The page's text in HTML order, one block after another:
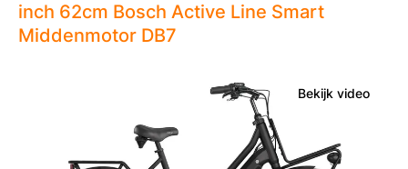
inch 62cm Bosch Active Line Smart
Middenmotor DB7
Bekijk video